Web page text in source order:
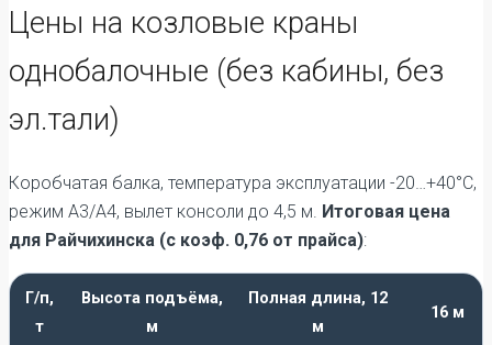
Цены на козловые краны
однобалочные (без кабины, без
эл.тали)
Коробчатая балка, температура эксплуатации -20…+40°C,
режим А3/А4, вылет консоли до 4,5 м. Итоговая цена
для Райчихинска (с коэф. 0,76 от прайса):
Г/п,
т
Высота подъёма,
м
Полная длина, 12
м
16 м